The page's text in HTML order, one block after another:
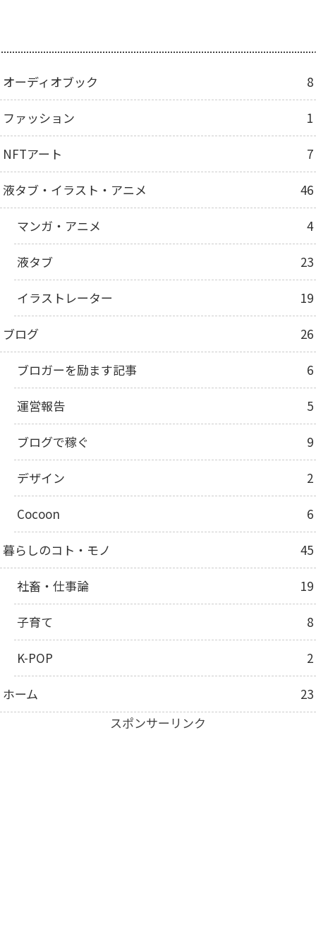
オーディオブック 8
ファッション 1
NFTアート 7
液タブ・イラスト・アニメ 46
マンガ・アニメ 4
液タブ 23
イラストレーター 19
ブログ 26
ブロガーを励ます記事 6
運営報告 5
ブログで稼ぐ 9
デザイン 2
Cocoon 6
暮らしのコト・モノ 45
社畜・仕事論 19
子育て 8
K-POP 2
ホーム
23
スポンサーリンク